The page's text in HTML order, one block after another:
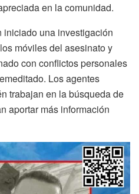
en la comunidad.
iniciado una investigación
móviles del asesinato y
con conflictos personales
Los agentes
trabajan en la búsqueda de
aportar más información